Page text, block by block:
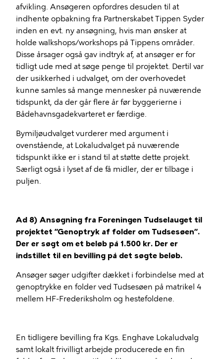
afvikling. Ansøgeren opfordres desuden til at
indhente opbakning fra Partnerskabet Tippen Syder
inden en evt. ny ansøgning, hvis man ønsker at
holde walkshops/workshops på Tippens områder.
Disse årsager også gav indtryk af, at ansøger er for
tidligt ude med at søge penge til projektet. Dertil var
der usikkerhed i udvalget, om der overhovedet
kunne samles så mange mennesker på nuværende
tidspunkt, da der går flere år før byggerierne i
Bådehavnsgadekvarteret er færdige.
Bymiljøudvalget vurderer med argument i
ovenstående, at Lokaludvalget på nuværende
tidspunkt ikke er i stand til at støtte dette projekt.
Særligt også i lyset af de få midler, der er tilbage i
puljen.
Ad 8) Ansøgning fra Foreningen Tudselauget til
projektet ”Genoptryk af folder om Tudsesøen”.
Der er søgt om et beløb på 1.500 kr. Der er
indstillet til en bevilling på det søgte beløb.
Ansøger søger udgifter dækket i forbindelse med at
genoptrykke en folder ved Tudsesøen på matrikel 4
mellem HF-Frederiksholm og hestefoldene.
En tidligere bevilling fra Kgs. Enghave Lokaludvalg
samt lokalt frivilligt arbejde producerede en fin